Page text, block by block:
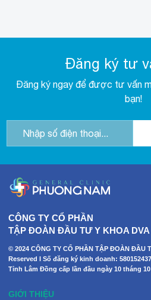
Đăng ký tư
Đăng ký ngay để được tư vấn
bạn!
CÔNG TY CỔ PHẦN
TẬP ĐOÀN ĐẦU TƯ Y KHOA DVA
© 2024 CÔNG TY CỔ PHẦN TẬP ĐOÀN ĐẦU
Reserved I Số đăng ký kinh doanh:
Tỉnh Lâm Đồng cấp lần đầu ngày 10 tháng 10
GIỚI THIỆU